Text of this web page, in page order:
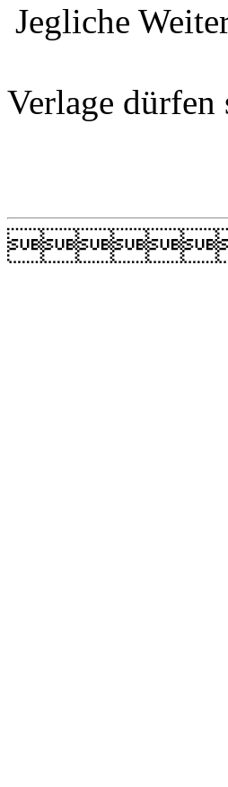
Jegliche
Verlage dürfen